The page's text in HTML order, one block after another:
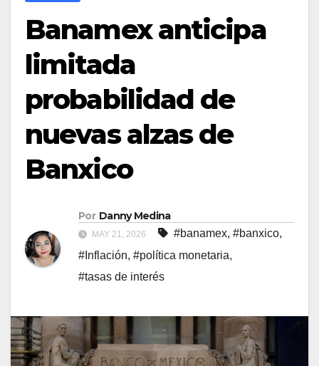
Banamex anticipa
limitada
probabilidad de
nuevas alzas de
Banxico
Por Danny Medina
MAY 21, 2026 #banamex, #banxico,
#Inflación, #política monetaria,
#tasas de interés